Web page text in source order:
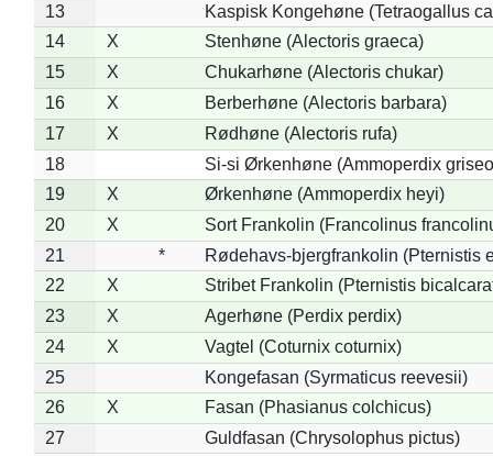
13
Kaspisk Kongehøne (Tetraogallus
14
X
Stenhøne (Alectoris graeca)
15
X
Chukarhøne (Alectoris chukar)
16
X
Berberhøne (Alectoris barbara)
17
X
Rødhøne (Alectoris rufa)
18
Si-si Ørkenhøne (Ammoperdix
19
X
Ørkenhøne (Ammoperdix heyi)
20
X
Sort Frankolin (Francolinus
21
*
Rødehavs-bjergfrankolin (Pternistis
22
X
Stribet Frankolin (Pternistis
23
X
Agerhøne (Perdix perdix)
24
X
Vagtel (Coturnix coturnix)
25
Kongefasan (Syrmaticus reevesii)
26
X
Fasan (Phasianus colchicus)
27
Guldfasan (Chrysolophus pictus)